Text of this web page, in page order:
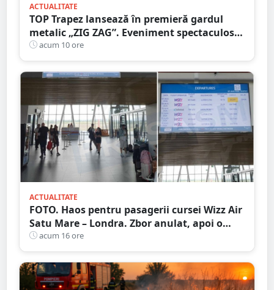
ACTUALITATE
TOP Trapez lansează în premieră gardul
metalic „ZIG ZAG”. Eveniment spectaculos
în Grădina Romei
acum 10 ore
ACTUALITATE
FOTO. Haos pentru pasagerii cursei Wizz Air
Satu Mare – Londra. Zbor anulat, apoi o
nouă întârziere. Fără explicații clare
acum 16 ore